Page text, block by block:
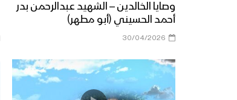
وصايا الخالدين – الشهيد عبدالرحمن بدر
أحمد الحسيني (أبو مطهر)
30/04/2026